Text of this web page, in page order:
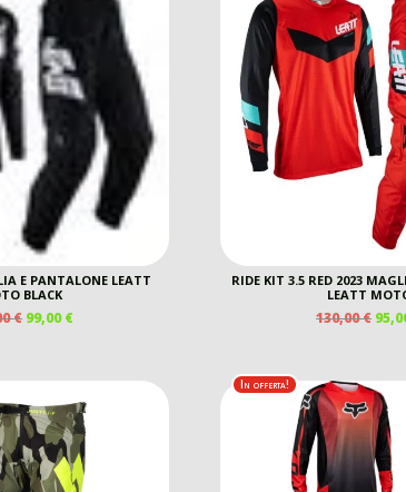
E PANTALONE LEATT
BLACK
€ IL
99,00€IL
RIDE KIT 3.5 RED 2023
LEATT
130,00€ IL
In offerta!